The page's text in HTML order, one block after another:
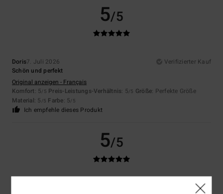
5/5
Doris7. Juli 2026
Verifizierter Kauf
Schön und perfekt
Original anzeigen - Français
Komfort: 5/5 Preis-Leistungs-Verhältnis: 5/5 Größe: Perfekte Größe
Material: 5 /5 Farbe: 5/5
Ich empfehle dieses Produkt
5/5
Verifizierter Kauf